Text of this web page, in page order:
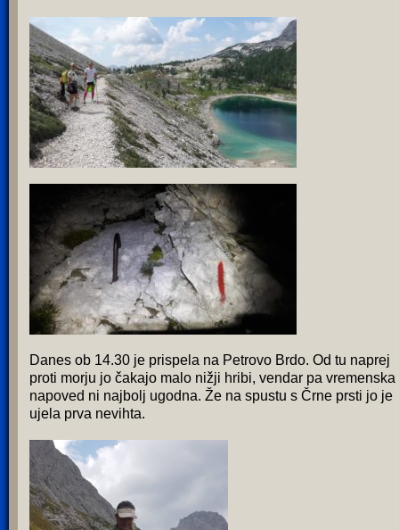
Danes ob 14.30 je prispela na Petrovo Brdo. Od tu naprej
proti morju jo čakajo malo nižji hribi, vendar pa vremenska
napoved ni najbolj ugodna. Že na spustu s Črne prsti jo je
ujela prva nevihta.